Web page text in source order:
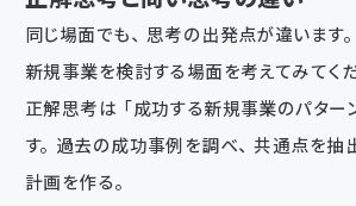
同じ場面でも、思考の出発点が違います。
新規事業を検討する場面を考えてみてくだ
正解思考は「成功する新規事業のパター
す。過去の成功事例を調べ、共通点を抽
計画を作る。